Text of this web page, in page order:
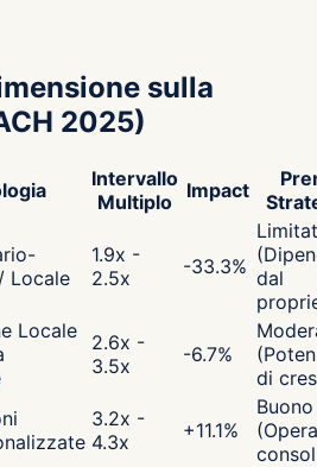
sulla
2025)
Intervallo
Multiplo
Impact
Locale
1.9x -
2.5x
-33.3% dal
Locale
2.6x -
3.5x
-6.7%
di
3.2x -
4.3x
+11.1%
Buono